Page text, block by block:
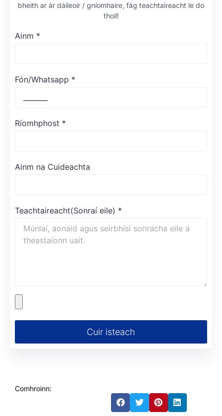
bheith ar ár dáileoir / gníomhaire, fág teachtaireacht le do
thoil!
Ainm *
Fón/Whatsapp *
Ríomhphost *
Ainm na Cuideachta
Teachtaireacht(Sonraí eile) *
Cuir isteach
Comhroinn: